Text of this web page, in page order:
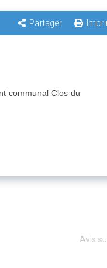
Partager
communal Clos du
Avis